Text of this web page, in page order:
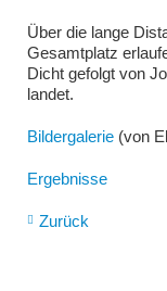
Über die lange
Gesamtplatz
Dicht gefolgt von
landet.
Bildergalerie(von
Ergebnisse
Zurück